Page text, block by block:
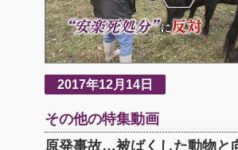
2017年12月14日
その他の特集動画
原発事故…被ばくした動物と